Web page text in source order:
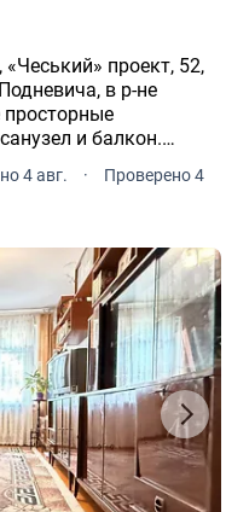
проект, 52,
в р-не
и балкон.
4 авг. ·
Проверено 4